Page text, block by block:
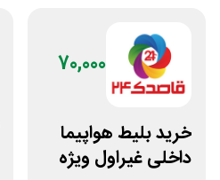
70,000
خرید بلیط هواپیما
داخلی غیراول ویژه